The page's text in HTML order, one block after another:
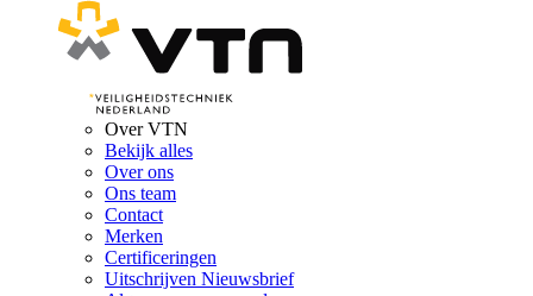
Over VTN
Bekijk alles
Over ons
Ons team
Contact
Merken
Certificeringen
Uitschrijven Nieuwsbrief